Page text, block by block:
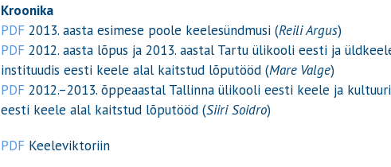
Kroonika
PDF 2013. aasta esimese poole keelesündmusi (Reili Argus)
PDF 2012. aasta lõpus ja 2013. aastal Tartu ülikooli eesti ja
instituudis eesti keele alal kaitstud lõputööd (Mare Valge)
PDF 2012.–2013. õppeaastal Tallinna ülikooli eesti keele ja
eesti keele alal kaitstud lõputööd (Siiri Soidro)
PDF Keeleviktoriin